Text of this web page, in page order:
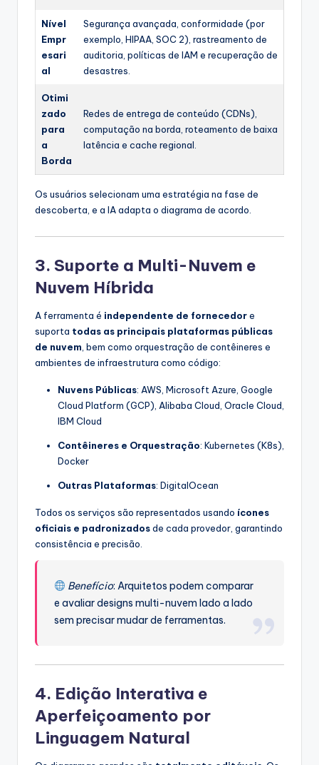
Nível
Empr
esari
al
Segurança avançada, conformidade (por
exemplo, HIPAA, SOC 2), rastreamento de
auditoria, políticas de IAM e recuperação de
desastres.
Otimi
zado
para
a
Borda
Redes de entrega de conteúdo (CDNs),
computação na borda, roteamento de baixa
latência e cache regional.
Os usuários selecionam uma estratégia na fase de
descoberta, e a IA adapta o diagrama de acordo.
3. Suporte a Multi-Nuvem e
Nuvem Híbrida
A ferramenta é independente de fornecedore
suporta todas as principais plataformas públicas
de nuvem , bem como orquestração de contêineres e
ambientes de infraestrutura como código:
Nuvens Públicas: AWS, Microsoft Azure, Google
Cloud Platform (GCP), Alibaba Cloud, Oracle Cloud,
IBM Cloud
Contêineres e Orquestração: Kubernetes (K8s),
Docker
Outras Plataformas: DigitalOcean
Todos os serviços são representados usando ícones
oficiais e padronizadosde cada provedor, garantindo
consistência e precisão.
Benefício: Arquitetos podem comparar
e avaliar designs multi-nuvem lado a lado
sem precisar mudar de ferramentas.
4. Edição Interativa e
Aperfeiçoamento por
Linguagem Natural